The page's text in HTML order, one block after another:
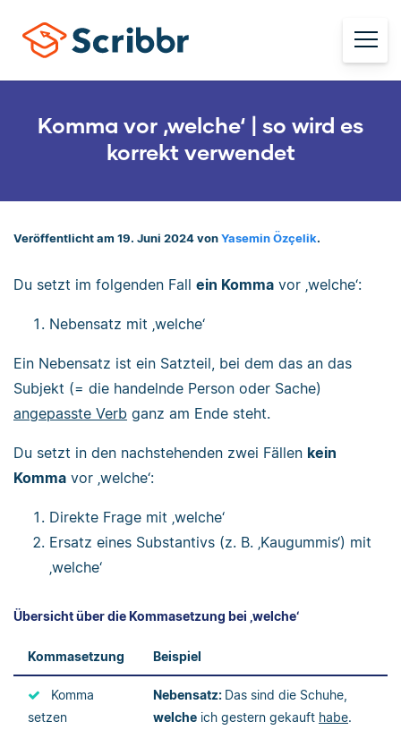
Komma vor ‚welche‘ | so wird es
korrekt verwendet
Veröffentlicht am 19. Juni 2024 von Yasemin Özçelik.
Du setzt im folgenden Fall ein Komma vor ‚welche‘:
Nebensatz mit ‚welche‘
Ein Nebensatz ist ein Satzteil, bei dem das an das
Subjekt (= die handelnde Person oder Sache)
angepasste Verb ganz am Ende steht.
Du setzt in den nachstehenden zwei Fällen kein
Komma vor ‚welche‘:
Direkte Frage mit ‚welche‘
Ersatz eines Substantivs (z. B. ‚Kaugummis‘) mit
‚welche‘
Übersicht über die Kommasetzung bei ‚welche‘
Kommasetzung Beispiel
Komma
setzen
Nebensatz: Das sind die Schuhe,
welche ich gestern gekauft habe.